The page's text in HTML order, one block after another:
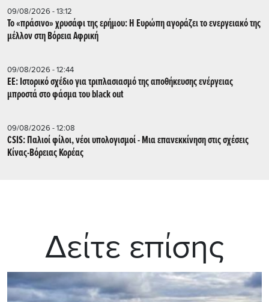
09/08/2026 - 13:12
Το «πράσινο» χρυσάφι της ερήμου: Η Ευρώπη αγοράζει το ενεργειακό της
μέλλον στη Βόρεια Αφρική
09/08/2026 - 12:44
ΕΕ: Iστορικό σχέδιο για τριπλασιασμό της αποθήκευσης ενέργειας
μπροστά στο φάσμα του black out
09/08/2026 - 12:08
CSIS: Παλιοί φίλοι, νέοι υπολογισμοί - Μια επανεκκίνηση στις σχέσεις
Κίνας-Βόρειας Κορέας
Δείτε επίσης